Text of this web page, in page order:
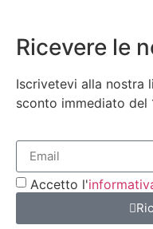
Ricevere le
Iscrivetevi alla nostra
sconto immediato del
Accetto l'